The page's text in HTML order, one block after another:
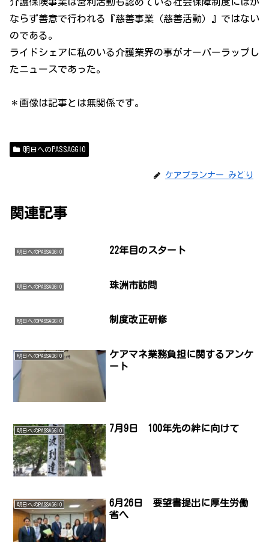
ならず善意で行われる『慈善事業（慈善活動）』ではない
のである。
ライドシェアに私のいる介護業界の事がオーバーラップし
たニュースであった。
＊画像は記事とは無関係です。
明日へのPASSAGGIO
ケアプランナー みどり
関連記事
明日へのPASSAGGIO 22年目のスタート
明日へのPASSAGGIO 珠洲市訪問
明日へのPASSAGGIO 制度改正研修
明日へのPASSAGGIO
ケアマネ業務負担に関するアンケ
ート
明日へのPASSAGGIO 7月9日 100年先の絆に向けて
明日へのPASSAGGIO
6月26日 要望書提出に厚生労働
省へ